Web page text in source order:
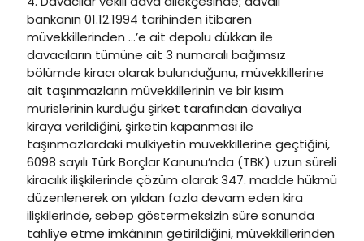
bankanın 01.12.1994 tarihinden itibaren
müvekkillerinden …’e ait depolu dükkan ile
davacıların tümüne ait 3 numaralı bağımsız
bölümde kiracı olarak bulunduğunu, müvekkillerine
ait taşınmazların müvekkillerinin ve bir kısım
murislerinin kurduğu şirket tarafından davalıya
kiraya verildiğini, şirketin kapanması ile
taşınmazlardaki mülkiyetin müvekkillerine geçtiğini,
6098 sayılı Türk Borçlar Kanunu’nda (TBK) uzun süreli
kiracılık ilişkilerinde çözüm olarak 347. madde hükmü
düzenlenerek on yıldan fazla devam eden kira
ilişkilerinde, sebep göstermeksizin süre sonunda
tahliye etme imkânının getirildiğini, müvekkillerinden